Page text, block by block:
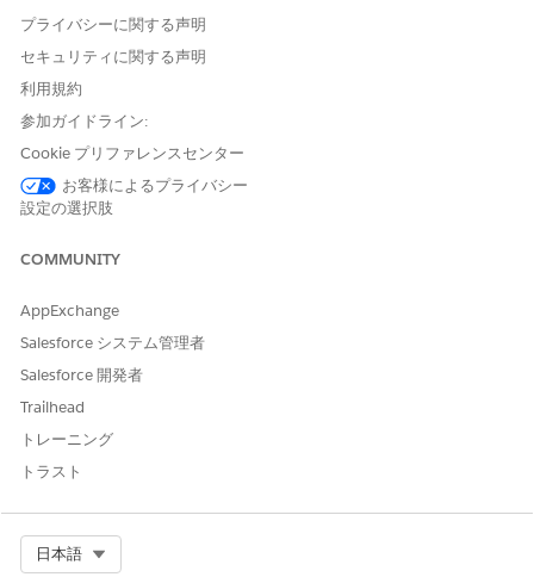
メモフラグは自律スケジュールで使用できないため、エスカレ
ーションされた会話とエージェントが処理した会話の両方が表
示されます。
アプリケーションランチャーで、[
[AI エージェント] タブで、エージェントを選択します。
「Monitor Agentforce Service Agents
目的の会話を見つけて、[会話の概要] 列のリンクをクリックし
[エンゲージメントトピック] 関連リストから、リンクをクリッ
クして、この会話に関連付けられたサービス予定を表示しま
す。
プライバシーに関する声明
セキュリティに関する声明
利用規約
参加ガイドライン:
Cookie プリファレンスセンター
お客様によるプライバシー
設定の選択肢
COMMUNITY
AppExchange
Salesforce システム管理者
Salesforce 開発者
Trailhead
トレーニング
トラスト
日本語